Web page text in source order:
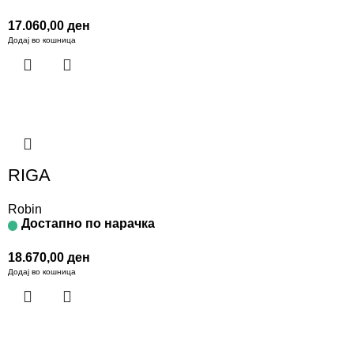
17.060,00 ден
Додај во кошница
RIGA
Robin
Достапно по нарачка
18.670,00 ден
Додај во кошница